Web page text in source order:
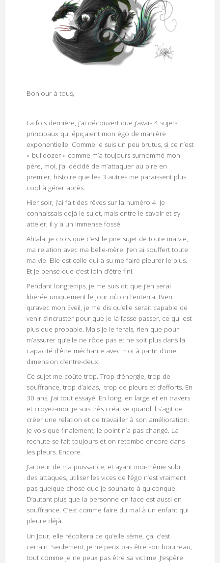
Bonjour à tous,
La fois dernière, j’ai découvert que j’avais 4 sujets
principaux qui épiçaient mon égo de manière
exponentielle. Comme je suis un peu brutus, si ce n’est
« bulldozer » comme m’a toujours surnommé mon
père, moi, j’ai décidé de m’attaquer au pire en
premier, histoire que les 3 autres me paraissent plus
cool à gérer après.
Hier soir, j’ai fait des rêves sur la numéro 4. Je
connaissais déjà le sujet, mais entre le savoir et s’y
atteler, il y a un immense fossé.
Ahlala, je crois que c’est le pire sujet de toute ma vie,
ma relation avec ma belle-mère. J’en ai souffert toute
ma vie. Elle est celle qui a su me faire pleurer le plus.
Et je pense que c’est loin d’être fini.
Pendant longtemps, je me suis dit que j’en serai
libérée uniquement le jour où on l’enterra. Bien
qu’avec mon Eveil, je me dis qu’elle serait capable de
venir s’incruster pour que je la fasse passer, ce qui est
plus que probable. Mais je le ferais, rien que pour
m’assurer qu’elle ne rôde pas et ne soit plus dans la
capacité d’être méchante avec moi à partir d’une
dimension d’entre-deux.
Ce sujet me coûte trop. Trop d’énergie, trop de
souffrance, trop d’aléas, trop de pleurs et d’efforts. En
30 ans, j’ai tout essayé. En long, en large et en travers
et croyez-moi, je suis très créative quand il s’agit de
créer une relation et de travailler à son amélioration.
Je vois que finalement, le point n’a pas changé. La
rechute se fait toujours et on retombe encore dans
les pleurs. Encore.
J’ai peur de ma puissance, et ayant moi-même subit
des attaques, utiliser les vices de l’égo n’est vraiment
pas quelque chose que je souhaite à quiconque.
D’autant plus que la personne en face est aussi en
souffrance. C’est comme faire du mal à un enfant qui
pleure déjà.
Un Jour, elle récoltera ce qu’elle sème, ça, c’est
certain. Seulement, je ne peux pas être son bourreau,
tout comme je ne peux pas être sa victime. J’espère